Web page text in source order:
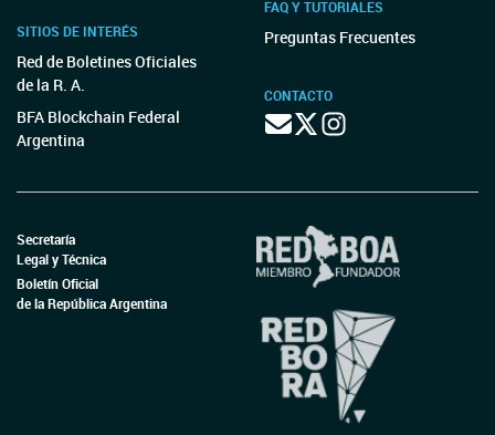
SITIOS DE INTERÉS
Red de Boletines Oficiales
de la R. A.
BFA Blockchain Federal
Argentina
FAQ Y TUTORIALES
Preguntas Frecuentes
CONTACTO
Secretaría
Legal y Técnica
Boletín Oficial
de la República Argentina